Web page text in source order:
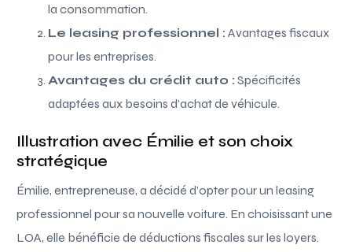
la consommation.
Le leasing professionnel : Avantages fiscaux
pour les entreprises.
Avantages du crédit auto : Spécificités
adaptées aux besoins d’achat de véhicule.
Illustration avec Émilie et son choix
stratégique
Émilie, entrepreneuse, a décidé d’opter pour un leasing
professionnel pour sa nouvelle voiture. En choisissant une
LOA, elle bénéficie de déductions fiscales sur les loyers.